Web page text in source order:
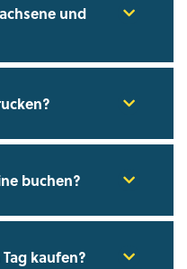
und
buchen?
kaufen?